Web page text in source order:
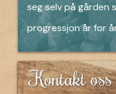
seg selv på gården
progressjon år for
Kontakt oss